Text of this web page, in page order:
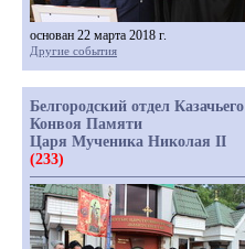
основан 22 марта 2018 г.
Другие события
Белгородский отдел Казачьего
Конвоя Памяти
Царя Мученика Николая II
(233)